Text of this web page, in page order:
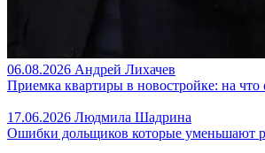
06.08.2026 Андрей Лихачев
Приемка квартиры в новостройке: на что
17.06.2026 Людмила Шадрина
Ошибки дольщиков которые уменьшают